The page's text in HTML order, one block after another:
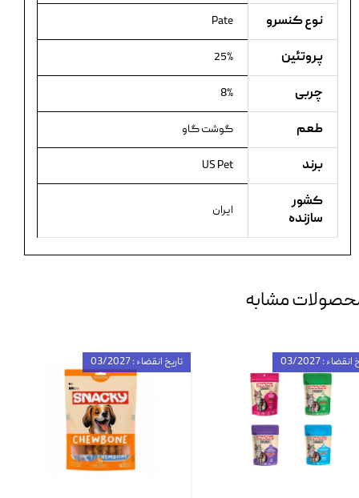
نوع کنسرو Pate
پروتئین 25%
چربی 8%
طعم گوشت گاو
برند US Pet
کشور
سازنده
ایران
مشابه
تاریخ انقضاء : 03/2027 : 03/2027